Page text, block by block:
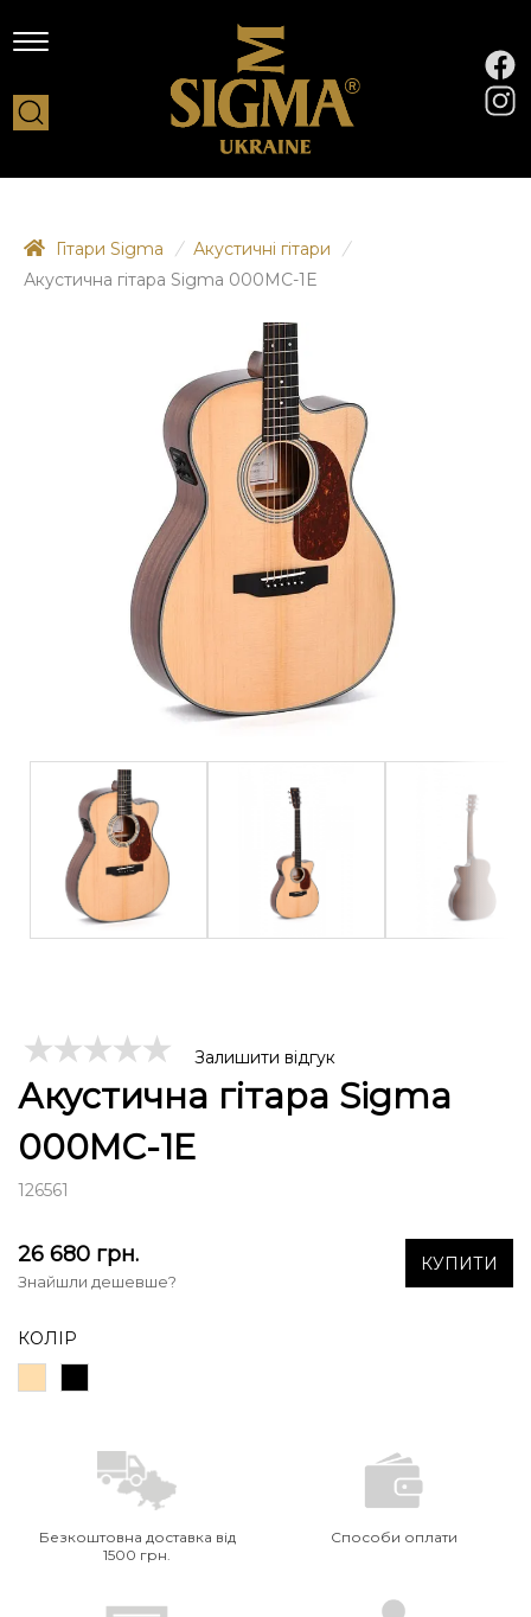
Гітари Sigma / Акустичні гітари
/
Акустична гітара Sigma 000MC-1E
Залишити відгук
Акустична гітара Sigma
000MC-1E
126561
26 680 грн.
Знайшли дешевше?
КУПИТИ
КОЛІР
Безкоштовна доставка від
1500 грн.
Способи оплати